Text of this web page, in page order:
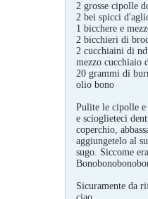
2 grosse cipolle
2 bei spicci
1 bicchere e
2 bicchieri di
2 cucchiaini di
mezzo cucchiaio
20 grammi di
olio bono
Pulite le cipolle
e scioglieteci
coperchio,
aggiungetelo al
sugo. Siccome
Sicuramente da